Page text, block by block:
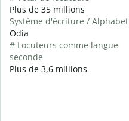
Plus de 35 millions
Système d'écriture / Alphabet
Odia
# Locuteurs comme langue
seconde
Plus de 3,6 millions